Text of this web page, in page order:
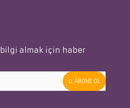
bilgi almak için haber
ABONE OL